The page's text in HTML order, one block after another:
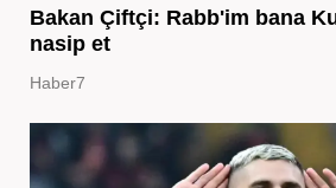
Bakan Çiftçi: Rabb'im bana
nasip et
Haber7